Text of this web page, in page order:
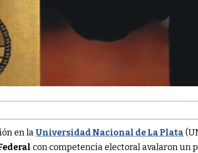
en laUniversidad Nacional de La Plata
con competencia electoral avalaron un